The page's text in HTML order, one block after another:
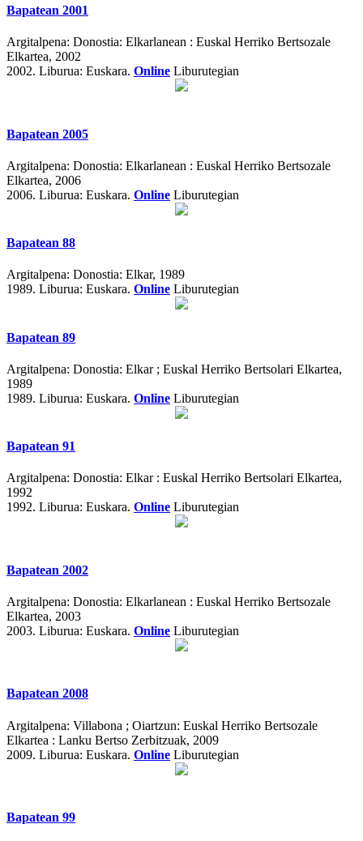
Bapatean 2001
Argitalpena: Donostia: Elkarlanean : Euskal Herriko Bertsozale
Elkartea, 2002
2002. Liburua: Euskara. Online Liburutegian
Bapatean 2005
Argitalpena: Donostia: Elkarlanean : Euskal Herriko Bertsozale
Elkartea, 2006
2006. Liburua: Euskara. Online Liburutegian
Bapatean 88
Argitalpena: Donostia: Elkar, 1989
1989. Liburua: Euskara. Online Liburutegian
Bapatean 89
Argitalpena: Donostia: Elkar ; Euskal Herriko Bertsolari Elkartea,
1989
1989. Liburua: Euskara. Online Liburutegian
Bapatean 91
Argitalpena: Donostia: Elkar : Euskal Herriko Bertsolari Elkartea,
1992
1992. Liburua: Euskara. Online Liburutegian
Bapatean 2002
Argitalpena: Donostia: Elkarlanean : Euskal Herriko Bertsozale
Elkartea, 2003
2003. Liburua: Euskara. Online Liburutegian
Bapatean 2008
Argitalpena: Villabona ; Oiartzun: Euskal Herriko Bertsozale
Elkartea : Lanku Bertso Zerbitzuak, 2009
2009. Liburua: Euskara. Online Liburutegian
Bapatean 99